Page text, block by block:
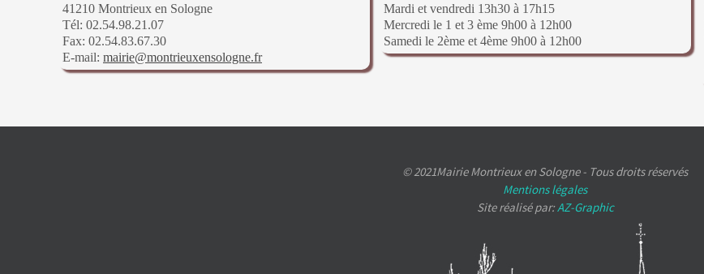
41210 Montrieux en Sologne
Tél: 02.54.98.21.07
Fax: 02.54.83.67.30
E-mail: mairie@montrieuxensologne.fr
Mardi et vendredi 13h30 à 17h15
Mercredi le 1 et 3 ème 9h00 à 12h00
Samedi le 2ème et 4ème 9h00 à 12h00
© 2021Mairie Montrieux en Sologne - Tous droits réservés
Mentions légales
Site réalisé par:AZ-Graphic